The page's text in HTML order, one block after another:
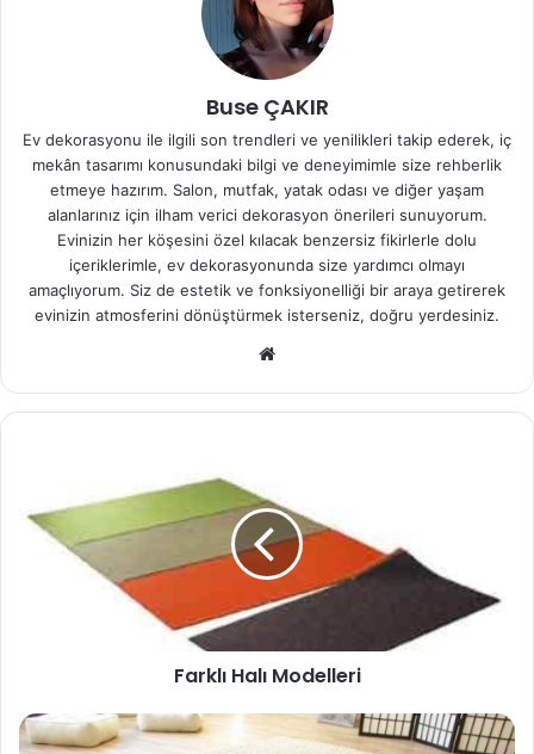
Buse ÇAKIR
Ev dekorasyonu ile ilgili son trendleri ve yenilikleri takip ederek, iç
mekân tasarımı konusundaki bilgi ve deneyimimle size rehberlik
etmeye hazırım. Salon, mutfak, yatak odası ve diğer yaşam
alanlarınız için ilham verici dekorasyon önerileri sunuyorum.
Evinizin her köşesini özel kılacak benzersiz fikirlerle dolu
içeriklerimle, ev dekorasyonunda size yardımcı olmayı
amaçlıyorum. Siz de estetik ve fonksiyonelliği bir araya getirerek
evinizin atmosferini dönüştürmek isterseniz, doğru yerdesiniz.
sit
Farklı Halı Modelleri